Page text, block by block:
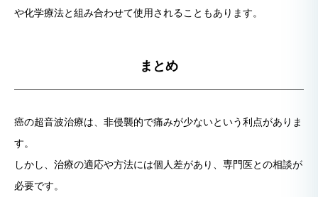
や化学療法と組み合わせて使用されることもあります。
まとめ
癌の超音波治療は、非侵襲的で痛みが少ないという利点がありま
す。
しかし、治療の適応や方法には個人差があり、専門医との相談が
必要です。